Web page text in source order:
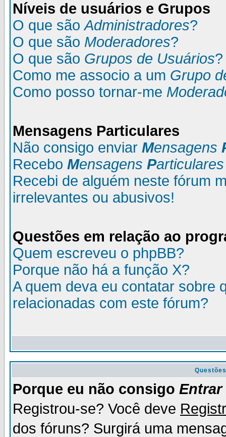
Níveis de usuários e Grupos
O que sãoAdministradores?
O que são Moderadores?
O que são Grupos de Usuários?
Como me associo a um Grupo
Como posso tornar-me
Mensagens Particulares
Não consigo enviar Mensagens
Recebo Mensagens Particulares
Recebi de alguém neste fórum
irrelevantes ou abusivos!
Questões em relação ao
Quem escreveu o phpBB?
Porque não há a função X?
A quem deva eu contatar sobre
relacionadas com este fórum?
Porque eu não consigo Entrar
Registrou-se? Você deve
dos fóruns? Surgirá uma